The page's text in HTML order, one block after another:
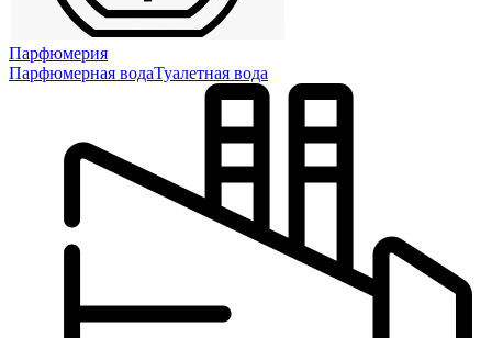
Парфюмерия
Парфюмерная водаТуалетная вода